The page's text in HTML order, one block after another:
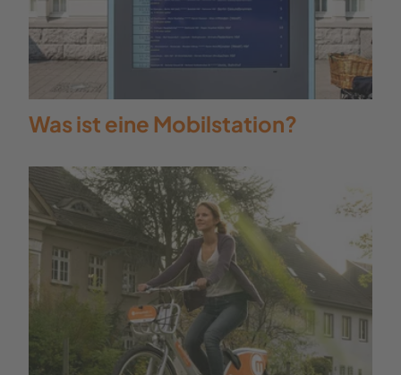
Was ist eine Mobilstation?